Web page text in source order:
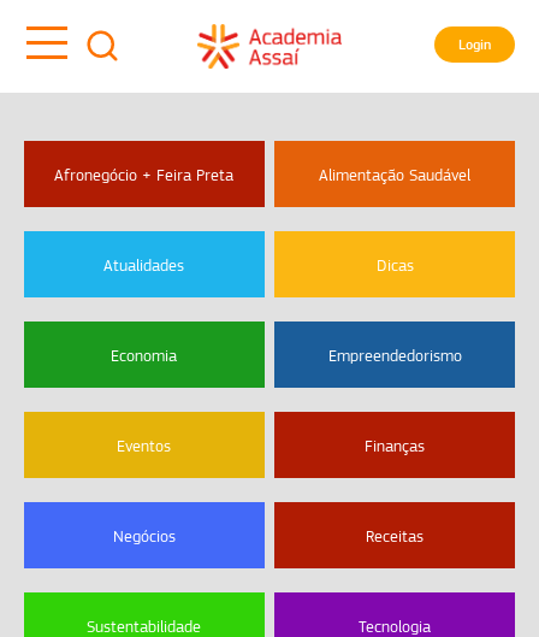
Login
Afronegócio + Feira Preta Alimentação Saudável
Atualidades Dicas
Economia Empreendedorismo
Eventos Finanças
Negócios Receitas
Sustentabilidade Tecnologia